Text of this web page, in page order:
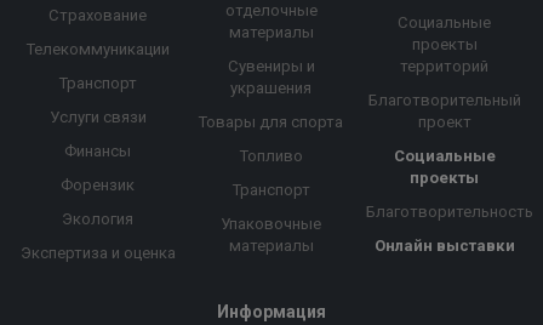
Страхование
Телекоммуникации
Транспорт
Услуги связи
Финансы
Форензик
Экология
Экспертиза и оценка
отделочные
материалы
Сувениры и
украшения
Товары для спорта
Топливо
Транспорт
Упаковочные
материалы
Социальные
проекты
территорий
Благотворительный
проект
Социальные
проекты
Благотворительность
Онлайн выставки
Информация